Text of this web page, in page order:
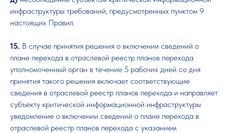
инфраструктуры требований, предусмотренных пунктом 9
настоящих Правил.
15. В случае принятия решения о включении сведений о
плане перехода в отраслевой реестр планов перехода
уполномоченный орган в течение 5 рабочих дней со дня
принятия такого решения включает соответствующие
сведения в отраслевой реестр планов перехода и направляет
субъекту критической информационной инфраструктуры
уведомление о включении сведений о плане перехода в
отраслевой реестр планов перехода с указанием